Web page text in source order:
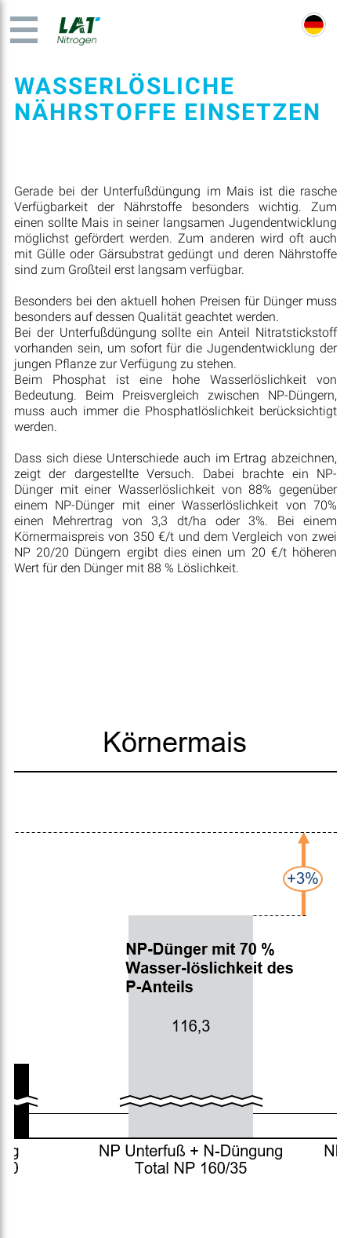
WASSERLÖSLICHE
NÄHRSTOFFE EINSETZEN
Gerade bei der Unterfußdüngung im Mais ist die rasche
Verfügbarkeit der Nährstoffe besonders wichtig. Zum
einen sollte Mais in seiner langsamen Jugendentwicklung
möglichst gefördert werden. Zum anderen wird oft auch
mit Gülle oder Gärsubstrat gedüngt und deren Nährstoffe
sind zum Großteil erst langsam verfügbar.
Besonders bei den aktuell hohen Preisen für Dünger muss
besonders auf dessen Qualität geachtet werden.
Bei der Unterfußdüngung sollte ein Anteil Nitratstickstoff
vorhanden sein, um sofort für die Jugendentwicklung der
jungen Pflanze zur Verfügung zu stehen.
Beim Phosphat ist eine hohe Wasserlöslichkeit von
Bedeutung. Beim Preisvergleich zwischen NP-Düngern,
muss auch immer die Phosphatlöslichkeit berücksichtigt
werden.
Dass sich diese Unterschiede auch im Ertrag abzeichnen,
zeigt der dargestellte Versuch. Dabei brachte ein NP-
Dünger mit einer Wasserlöslichkeit von 88% gegenüber
einem NP-Dünger mit einer Wasserlöslichkeit von 70%
einen Mehrertrag von 3,3 dt/ha oder 3%. Bei einem
Körnermaispreis von 350 €/t und dem Vergleich von zwei
NP 20/20 Düngern ergibt dies einen um 20 €/t höheren
Wert für den Dünger mit 88 % Löslichkeit.